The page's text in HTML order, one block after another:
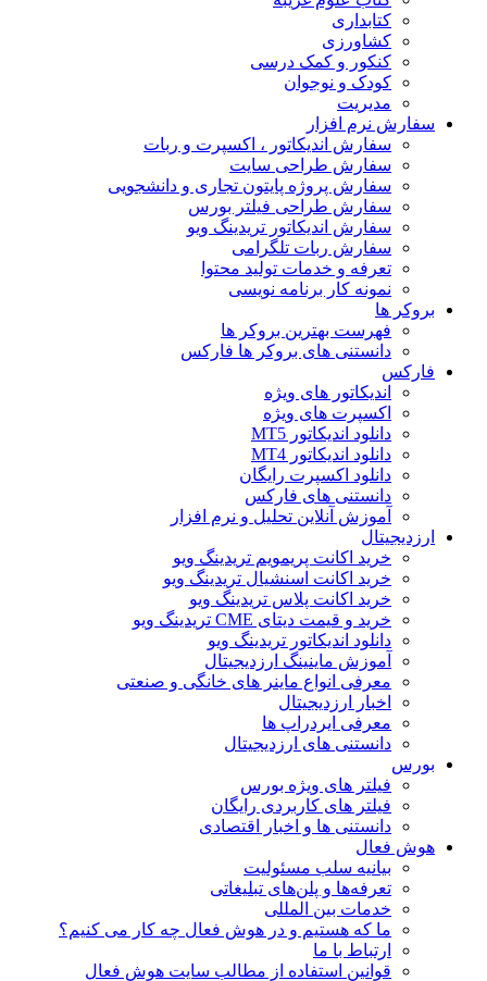
کتابداری
کشاورزی
کنکور و کمک‌ درسی
کودک و نوجوان
مدیریت
سفارش نرم افزار
سفارش اندیکاتور ، اکسپرت و ربات
سفارش طراحی سایت
سفارش پروژه پایتون تجاری و دانشجویی
سفارش طراحی فیلتر بورس
سفارش اندیکاتور تریدینگ ویو
سفارش ربات تلگرامی
تعرفه و خدمات تولید محتوا
نمونه کار برنامه نویسی
بروکر ها
فهرست بهترین بروکر ها
دانستنی های بروکر ها فارکس
فارکس
اندیکاتور های ویژه
اکسپرت های ویژه
دانلود اندیکاتور MT5
دانلود اندیکاتور MT4
دانلود اکسپرت رایگان
دانستنی های فارکس
آموزش آنلاین تحلیل و نرم افزار
ارزدیجیتال
خرید اکانت پریمویم تریدینگ ویو
خرید اکانت اسنشیال تریدینگ ویو
خرید اکانت پلاس تریدینگ ویو
خرید و قیمت دیتای CME تریدینگ ویو
دانلود اندیکاتور تریدینگ ویو
آموزش ماینینگ ارزدیجیتال
معرفی انواع ماینر های خانگی و صنعتی
اخبار ارزدیجیتال
معرفی ایردراپ ها
دانستنی های ارزدیجیتال
بورس
فیلتر های ویژه بورس
فیلتر های کاربردی رایگان
دانستنی ها و اخبار اقتصادی
هوش فعال
بیانیه سلب مسئولیت
تعرفه‌ها و پلن‌های تبلیغاتی
خدمات بین المللی
ما که هستیم و در هوش فعال چه کار می کنیم؟
ارتباط با ما
قوانین استفاده از مطالب سایت هوش فعال